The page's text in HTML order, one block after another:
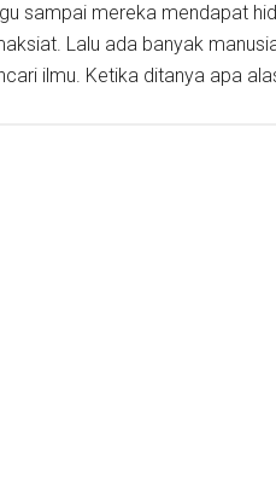
sampai mereka mendapat
Lalu ada banyak
ilmu. Ketika ditanya apa